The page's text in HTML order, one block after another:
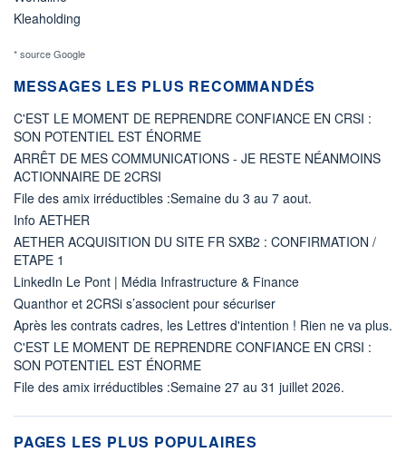
Kleaholding
* source Google
MESSAGES LES PLUS RECOMMANDÉS
C'EST LE MOMENT DE REPRENDRE CONFIANCE EN CRSI :
SON POTENTIEL EST ÉNORME
ARRÊT DE MES COMMUNICATIONS - JE RESTE NÉANMOINS
ACTIONNAIRE DE 2CRSI
File des amix irréductibles :Semaine du 3 au 7 aout.
Info AETHER
AETHER ACQUISITION DU SITE FR SXB2 : CONFIRMATION /
ETAPE 1
LinkedIn Le Pont | Média Infrastructure & Finance
Quanthor et 2CRSi s’associent pour sécuriser
Après les contrats cadres, les Lettres d'intention ! Rien ne va plus.
C'EST LE MOMENT DE REPRENDRE CONFIANCE EN CRSI :
SON POTENTIEL EST ÉNORME
File des amix irréductibles :Semaine 27 au 31 juillet 2026.
PAGES LES PLUS POPULAIRES